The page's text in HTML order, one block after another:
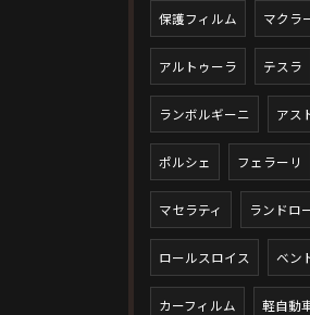
保護フィルム マクラ
アルトゥーラ テスラ
ランボルギーニ アス
ポルシェ フェラーリ
マセラティ ランドロ
ロールスロイス ベン
カーフィルム 軽自動